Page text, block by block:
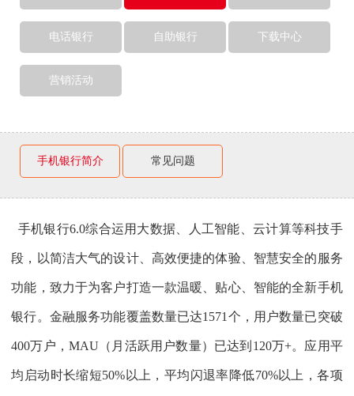
电话银行 自助银行 下载中心
营销活动
手机银行简介 常见问题
手机银行6.0综合运用大数据、人工智能、云计算等科技手
段，以简洁大气的设计、高效便捷的体验、智慧安全的服务
功能，致力于为客户打造一款温暖、贴心、智能的全新手机
银行。金融服务功能覆盖数量已达1571个，用户数量已突破
400万户，MAU（月活跃用户数量）已达到120万+。应用平
均启动时长缩短50%以上，平均闪退率降低70%以上，各项